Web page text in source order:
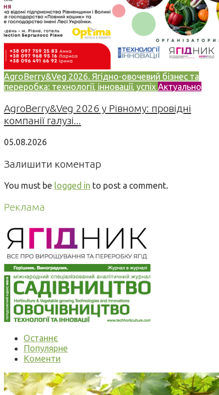
AgroBerry&Veg 2026. Ягідно-овочевий бізнес та
переробка: технології, інновації, успіх Актуально
AgroBerry&Veg 2026 у Рівному: провідні
компанії галузі...
05.08.2026
Залишити коментар
You must be logged in to post a comment.
Реклама
Останнє
Популярне
Коменти